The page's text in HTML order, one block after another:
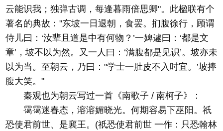
云能识我；独弹古调，每逢暮雨倍思卿"。此楹联有个
著名的典故："东坡一日退朝，食罢。扪腹徐行，顾谓
侍儿曰：‘汝辈且道是中有何物？’一婢遽曰：‘都是文
章’，坡不以为然。又一人曰：‘满腹都是见识’。坡亦未
以为当。至朝云，乃曰："学士一肚皮不入时宜。’坡捧
腹大笑。"
秦观也为朝云写过一首《南歌子 / 南柯子》：
霭霭迷春态，溶溶媚晓光。何期容易下巫阳。祇
恐使君前世、是襄王。(祇恐使君前世 一作：只恐翰林